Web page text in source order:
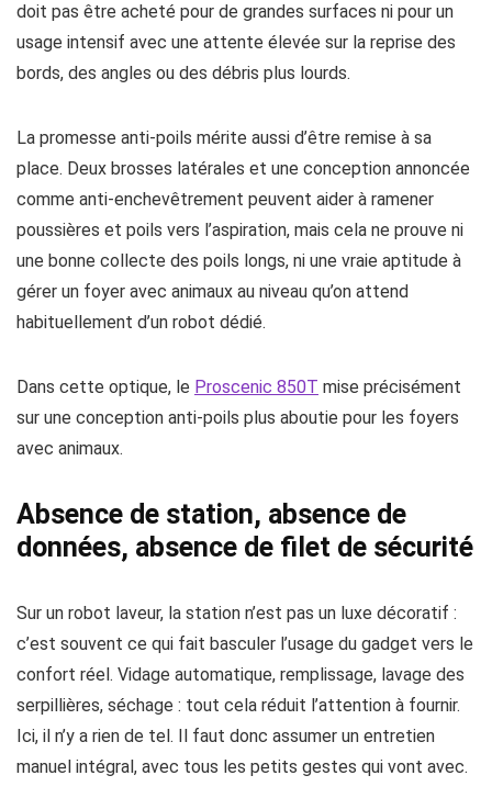
doit pas être acheté pour de grandes surfaces ni pour un
usage intensif avec une attente élevée sur la reprise des
bords, des angles ou des débris plus lourds.
La promesse anti-poils mérite aussi d’être remise à sa
place. Deux brosses latérales et une conception annoncée
comme anti-enchevêtrement peuvent aider à ramener
poussières et poils vers l’aspiration, mais cela ne prouve ni
une bonne collecte des poils longs, ni une vraie aptitude à
gérer un foyer avec animaux au niveau qu’on attend
habituellement d’un robot dédié.
Dans cette optique, le Proscenic 850T mise précisément
sur une conception anti-poils plus aboutie pour les foyers
avec animaux.
Absence de station, absence de
données, absence de filet de sécurité
Sur un robot laveur, la station n’est pas un luxe décoratif :
c’est souvent ce qui fait basculer l’usage du gadget vers le
confort réel. Vidage automatique, remplissage, lavage des
serpillières, séchage : tout cela réduit l’attention à fournir.
Ici, il n’y a rien de tel. Il faut donc assumer un entretien
manuel intégral, avec tous les petits gestes qui vont avec.